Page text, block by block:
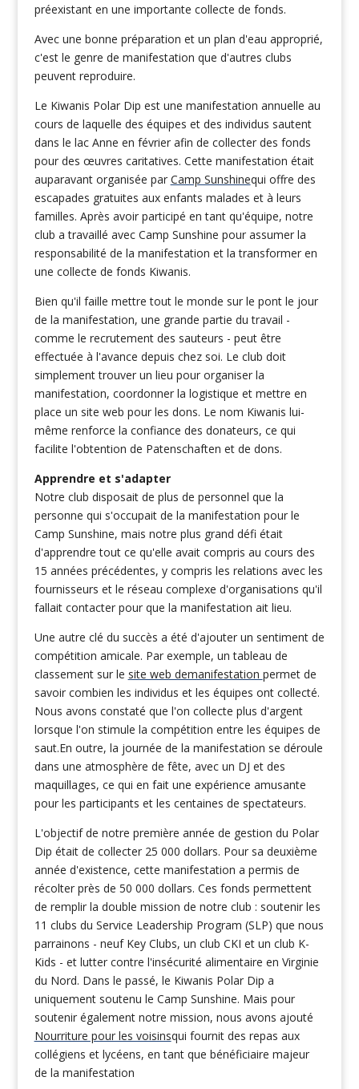
préexistant en une importante collecte de fonds.
Avec une bonne préparation et un plan d'eau approprié,
c'est le genre de manifestation que d'autres clubs
peuvent reproduire.
Le Kiwanis Polar Dip est une manifestation annuelle au
cours de laquelle des équipes et des individus sautent
dans le lac Anne en février afin de collecter des fonds
pour des œuvres caritatives. Cette manifestation était
auparavant organisée par Camp Sunshinequi offre des
escapades gratuites aux enfants malades et à leurs
familles. Après avoir participé en tant qu'équipe, notre
club a travaillé avec Camp Sunshine pour assumer la
responsabilité de la manifestation et la transformer en
une collecte de fonds Kiwanis.
Bien qu'il faille mettre tout le monde sur le pont le jour
de la manifestation, une grande partie du travail -
comme le recrutement des sauteurs - peut être
effectuée à l'avance depuis chez soi. Le club doit
simplement trouver un lieu pour organiser la
manifestation, coordonner la logistique et mettre en
place un site web pour les dons. Le nom Kiwanis lui-
même renforce la confiance des donateurs, ce qui
facilite l'obtention de Patenschaften et de dons.
Apprendre et s'adapter
Notre club disposait de plus de personnel que la
personne qui s'occupait de la manifestation pour le
Camp Sunshine, mais notre plus grand défi était
d'apprendre tout ce qu'elle avait compris au cours des
15 années précédentes, y compris les relations avec les
fournisseurs et le réseau complexe d'organisations qu'il
fallait contacter pour que la manifestation ait lieu.
Une autre clé du succès a été d'ajouter un sentiment de
compétition amicale. Par exemple, un tableau de
classement sur le site web demanifestation permet de
savoir combien les individus et les équipes ont collecté.
Nous avons constaté que l'on collecte plus d'argent
lorsque l'on stimule la compétition entre les équipes de
saut.En outre, la journée de la manifestation se déroule
dans une atmosphère de fête, avec un DJ et des
maquillages, ce qui en fait une expérience amusante
pour les participants et les centaines de spectateurs.
L'objectif de notre première année de gestion du Polar
Dip était de collecter 25 000 dollars. Pour sa deuxième
année d'existence, cette manifestation a permis de
récolter près de 50 000 dollars. Ces fonds permettent
de remplir la double mission de notre club : soutenir les
11 clubs du Service Leadership Program (SLP) que nous
parrainons - neuf Key Clubs, un club CKI et un club K-
Kids - et lutter contre l'insécurité alimentaire en Virginie
du Nord. Dans le passé, le Kiwanis Polar Dip a
uniquement soutenu le Camp Sunshine. Mais pour
soutenir également notre mission, nous avons ajouté
Nourriture pour les voisinsqui fournit des repas aux
collégiens et lycéens, en tant que bénéficiaire majeur
de la manifestation